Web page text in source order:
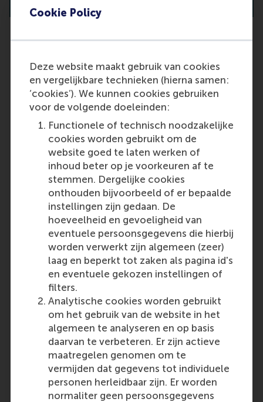
Cookie Policy
Deze website maakt gebruik van cookies
en vergelijkbare technieken (hierna samen:
‘cookies’). We kunnen cookies gebruiken
voor de volgende doeleinden:
Functionele of technisch noodzakelijke
cookies worden gebruikt om de
website goed te laten werken of
inhoud beter op je voorkeuren af te
stemmen. Dergelijke cookies
onthouden bijvoorbeeld of er bepaalde
instellingen zijn gedaan. De
hoeveelheid en gevoeligheid van
eventuele persoonsgegevens die hierbij
worden verwerkt zijn algemeen (zeer)
laag en beperkt tot zaken als pagina id's
en eventuele gekozen instellingen of
filters.
Analytische cookies worden gebruikt
om het gebruik van de website in het
algemeen te analyseren en op basis
daarvan te verbeteren. Er zijn actieve
maatregelen genomen om te
vermijden dat gegevens tot individuele
personen herleidbaar zijn. Er worden
normaliter geen persoonsgegevens
I will officially complete my
master’s degree a few
weeks/months after the
application deadline. Can I still
apply?
Yes, you can apply. In this case, you
need to submit the most recent
(provisional) official list of grades
instead of the final transcript.
However, please note that a PhD
appointment can only be made
once your master’s degree is
formally obtained, and your final
study results are excellent.
Last update:
Friday, 11 October 2024
More options
Copy link: here